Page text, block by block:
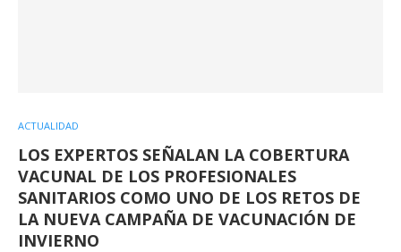
ACTUALIDAD
LOS EXPERTOS SEÑALAN LA COBERTURA
VACUNAL DE LOS PROFESIONALES
SANITARIOS COMO UNO DE LOS RETOS DE
LA NUEVA CAMPAÑA DE VACUNACIÓN DE
INVIERNO